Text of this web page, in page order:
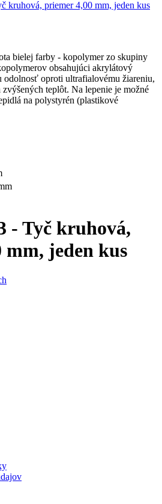
bielej farby - kopolymer zo skupiny
obsahujúci akrylátový
odolnosť oproti ultrafialovému žiareniu,
teplôt. Na lepenie je možné
na polystyrén (plastikové
- Tyč kruhová,
mm, jeden kus